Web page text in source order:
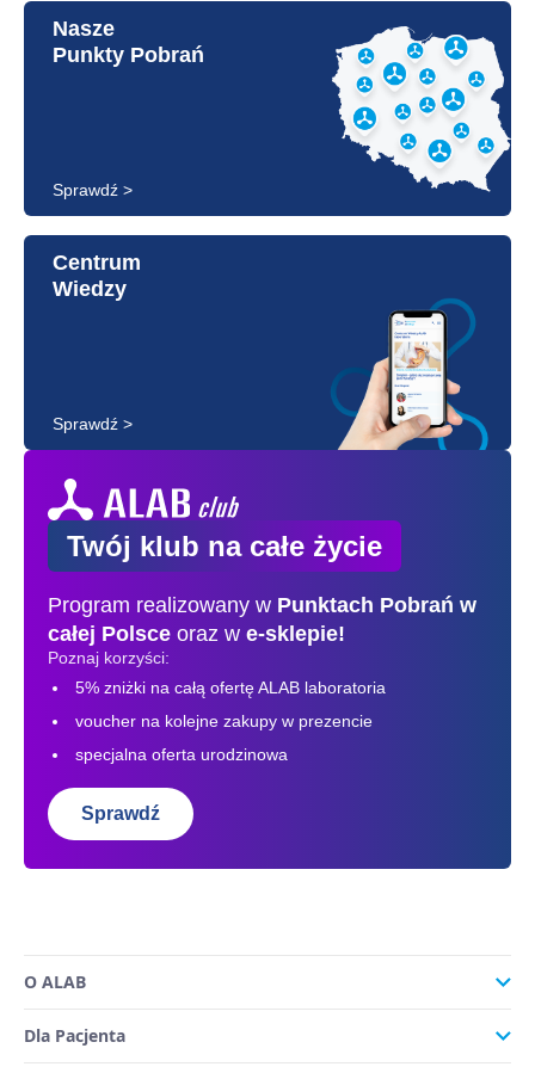
Nasze
Punkty Pobrań
Sprawdź >
Centrum
Wiedzy
Sprawdź >
Twój klub na całe życie
Program realizowany w Punktach Pobrań w
całej Polsce oraz w e-sklepie!
Poznaj korzyści:
5% zniżki na całą ofertę ALAB laboratoria
voucher na kolejne zakupy w prezencie
specjalna oferta urodzinowa
Sprawdź
O ALAB
Dla Pacjenta